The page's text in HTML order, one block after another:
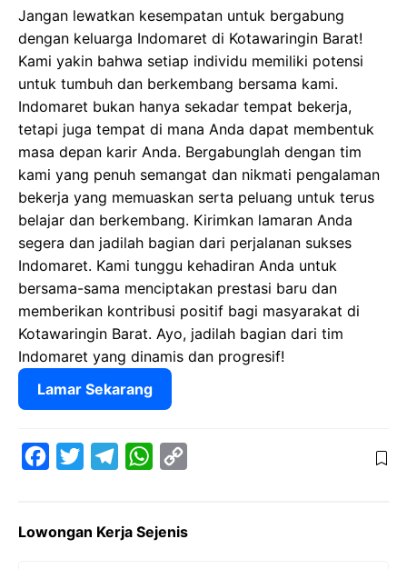
Jangan lewatkan kesempatan untuk bergabung
dengan keluarga Indomaret di Kotawaringin Barat!
Kami yakin bahwa setiap individu memiliki potensi
untuk tumbuh dan berkembang bersama kami.
Indomaret bukan hanya sekadar tempat bekerja,
tetapi juga tempat di mana Anda dapat membentuk
masa depan karir Anda. Bergabunglah dengan tim
kami yang penuh semangat dan nikmati pengalaman
bekerja yang memuaskan serta peluang untuk terus
belajar dan berkembang. Kirimkan lamaran Anda
segera dan jadilah bagian dari perjalanan sukses
Indomaret. Kami tunggu kehadiran Anda untuk
bersama-sama menciptakan prestasi baru dan
memberikan kontribusi positif bagi masyarakat di
Kotawaringin Barat. Ayo, jadilah bagian dari tim
Indomaret yang dinamis dan progresif!
Lamar Sekarang
e
t
e
W
t
y
Lowongan Kerja Sejenis